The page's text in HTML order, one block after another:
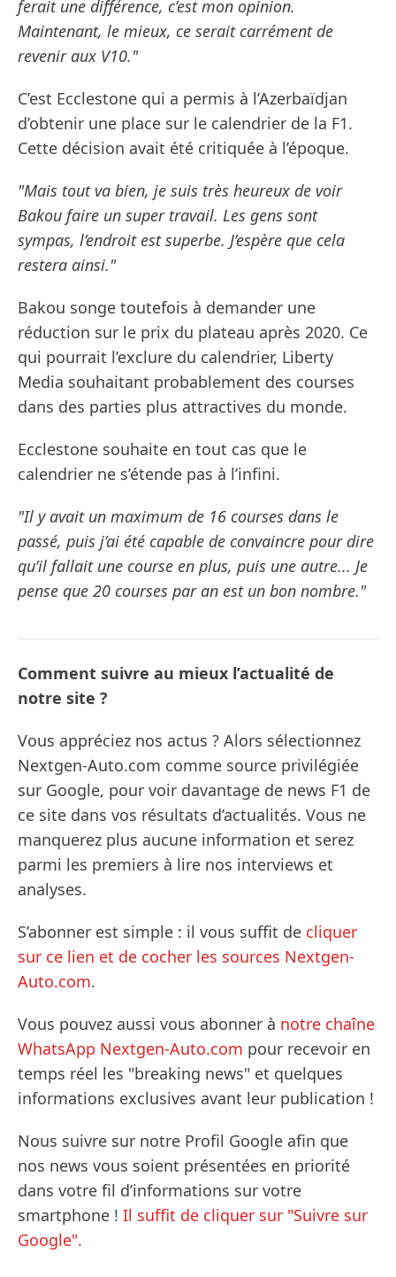
ferait une différence, c’est mon opinion.
Maintenant, le mieux, ce serait carrément de
revenir aux V10."
C’est Ecclestone qui a permis à l’Azerbaïdjan
d’obtenir une place sur le calendrier de la F1.
Cette décision avait été critiquée à l’époque.
"Mais tout va bien, je suis très heureux de voir
Bakou faire un super travail. Les gens sont
sympas, l’endroit est superbe. J’espère que cela
restera ainsi."
Bakou songe toutefois à demander une
réduction sur le prix du plateau après 2020. Ce
qui pourrait l’exclure du calendrier, Liberty
Media souhaitant probablement des courses
dans des parties plus attractives du monde.
Ecclestone souhaite en tout cas que le
calendrier ne s’étende pas à l’infini.
"Il y avait un maximum de 16 courses dans le
passé, puis j’ai été capable de convaincre pour dire
qu’il fallait une course en plus, puis une autre... Je
pense que 20 courses par an est un bon nombre."
Comment suivre au mieux l’actualité de
notre site ?
Vous appréciez nos actus ? Alors sélectionnez
Nextgen-Auto.com comme source privilégiée
sur Google, pour voir davantage de news F1 de
ce site dans vos résultats d’actualités. Vous ne
manquerez plus aucune information et serez
parmi les premiers à lire nos interviews et
analyses.
S’abonner est simple : il vous suffit de cliquer
sur ce lien et de cocher les sources Nextgen-
Auto.com.
Vous pouvez aussi vous abonner à notre chaîne
WhatsApp Nextgen-Auto.com pour recevoir en
temps réel les "breaking news" et quelques
informations exclusives avant leur publication !
Nous suivre sur notre Profil Google afin que
nos news vous soient présentées en priorité
dans votre fil d’informations sur votre
smartphone ! Il suffit de cliquer sur "Suivre sur
Google".